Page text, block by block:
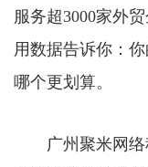
服务超3000家外
用数据告诉你：你
哪个更划算。
广州聚米网络